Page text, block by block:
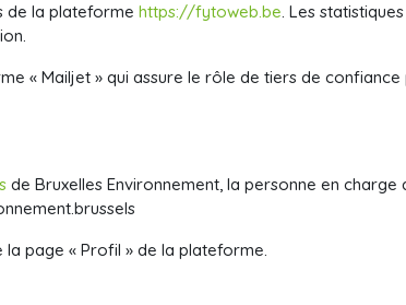
de la plateforme https://fytoweb.be. Les
« Mailjet » qui assure le rôle de tiers de
de Bruxelles Environnement, la personne en
page « Profil » de la plateforme.